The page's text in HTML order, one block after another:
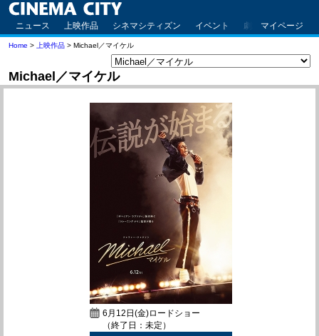
ニュース 上映作品 シネマシティズン イベント 劇場案内 アク
マイページ
Home > 上映作品 > Michael／マイケル
Michael／マイケル
6月12日(金)ロードショー
（終了日：未定）